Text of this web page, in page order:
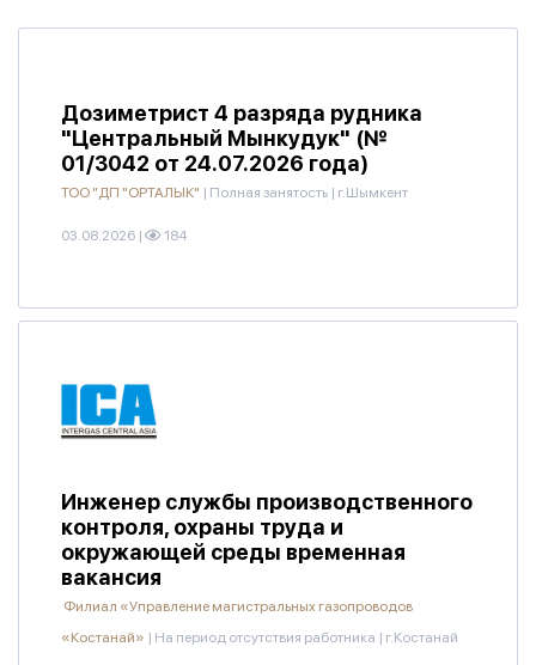
Дозиметрист 4 разряда рудника
"Центральный Мынкудук" (№
01/3042 от 24.07.2026 года)
ТОО "ДП "ОРТАЛЫК" | Полная занятость | г.Шымкент
03.08.2026 | 184
Инженер службы производственного
контроля, охраны труда и
окружающей среды временная
вакансия
Филиал «Управление магистральных газопроводов
«Костанай» | На период отсутствия работника | г.Костанай